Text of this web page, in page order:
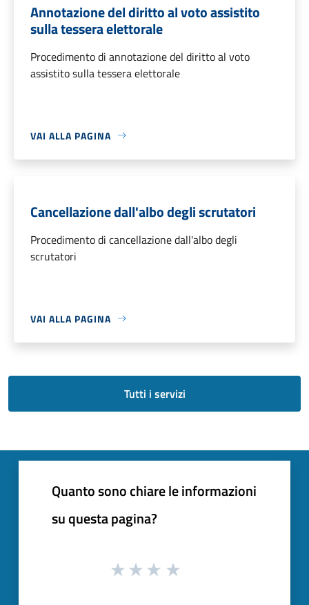
Annotazione del diritto al voto assistito
sulla tessera elettorale
Procedimento di annotazione del diritto al voto
assistito sulla tessera elettorale
VAI ALLA PAGINA
Cancellazione dall'albo degli scrutatori
Procedimento di cancellazione dall'albo degli
scrutatori
VAI ALLA PAGINA
Tutti i servizi
Quanto sono chiare le informazioni
su questa pagina?